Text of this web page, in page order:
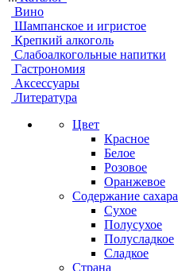
Вино
Шампанское и игристое
Крепкий алкоголь
Слабоалкогольные напитки
Гастрономия
Аксессуары
Литература
Цвет
Красное
Белое
Розовое
Оранжевое
Содержание сахара
Сухое
Полусухое
Полусладкое
Сладкое
Страна